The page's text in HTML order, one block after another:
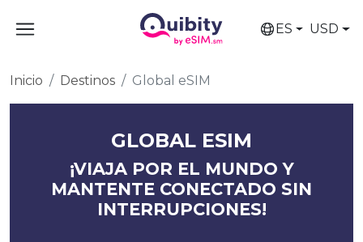
ES USD
Inicio Destinos Global eSIM
GLOBAL ESIM
¡VIAJA POR EL MUNDO Y
MANTENTE CONECTADO SIN
INTERRUPCIONES!